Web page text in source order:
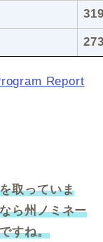
Report
取っていま
ら州ノミネー
すね。